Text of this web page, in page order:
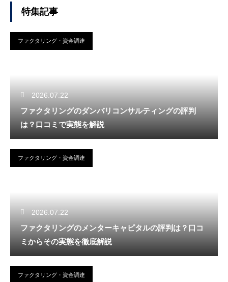
特集記事
ファクタリング・資金調達
2026.07.22
ファクタリングのダンバリコンサルティングの評判
は？口コミで実態を解説
ファクタリング・資金調達
2026.07.22
ファクタリングのメンターキャピタルの評判は？口コ
ミからその実態を徹底解説
ファクタリング・資金調達